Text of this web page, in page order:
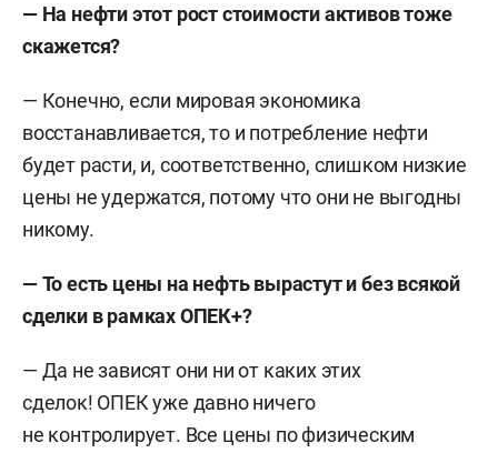
— На нефти этот рост стоимости активов тоже
скажется?
— Конечно, если мировая экономика
восстанавливается, то и потребление нефти
будет расти, и, соответственно, слишком низкие
цены не удержатся, потому что они не выгодны
никому.
— То есть цены на нефть вырастут и без всякой
сделки в рамках ОПЕК+?
— Да не зависят они ни от каких этих
сделок! ОПЕК уже давно ничего
не контролирует. Все цены по физическим